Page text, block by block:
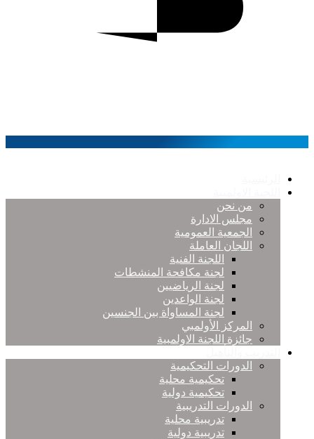
من نحن
مجلس الادارة
الجمعية العمومية
اللجان العاملة
اللجنة الفنية
لجنة مكافحة المنشطات
لجنة الرياضيين
لجنة الواعدين
لجنة المساواة بين الجنسين
المركز الأولمبي
جائزة اللجنة الاولمبية
الدورات التحكيمية
تحكيمية محلية
تحكيمية دولية
الدورات التدريبية
تدريبية محلية
تدريبية دولية